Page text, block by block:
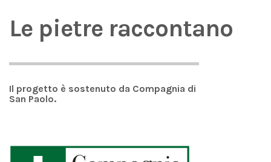
Le pietre raccontano
Il progetto è sostenuto da Compagnia di
San Paolo.